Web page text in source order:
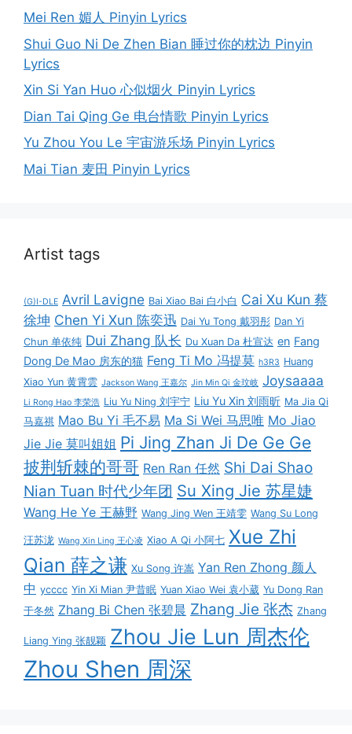
Mei Ren 媚人 Pinyin Lyrics
Shui Guo Ni De Zhen Bian 睡过你的枕边 Pinyin
Lyrics
Xin Si Yan Huo 心似烟火 Pinyin Lyrics
Dian Tai Qing Ge 电台情歌 Pinyin Lyrics
Yu Zhou You Le 宇宙游乐场 Pinyin Lyrics
Mai Tian 麦田 Pinyin Lyrics
Artist tags
(G)I-DLE Avril Lavigne Bai Xiao Bai 白小白 Cai Xu Kun 蔡
徐坤 Chen Yi Xun 陈奕迅 Dai Yu Tong 戴羽彤 Dan Yi
Chun 单依纯 Dui Zhang 队长 Du Xuan Da 杜宣达 en Fang
Dong De Mao 房东的猫 Feng Ti Mo 冯提莫 h3R3 Huang
Xiao Yun 黄霄雲 Jackson Wang 王嘉尔 Jin Min Qi 金玟岐 Joysaaaa
Li Rong Hao 李荣浩 Liu Yu Ning 刘宇宁 Liu Yu Xin 刘雨昕 Ma Jia Qi
马嘉祺 Mao Bu Yi 毛不易 Ma Si Wei 马思唯 Mo Jiao
Jie Jie 莫叫姐姐 Pi Jing Zhan Ji De Ge Ge
披荆斩棘的哥哥 Ren Ran 任然 Shi Dai Shao
Nian Tuan 时代少年团 Su Xing Jie 苏星婕
Wang He Ye 王赫野 Wang Jing Wen 王靖雯 Wang Su Long
汪苏泷 Wang Xin Ling 王心凌 Xiao A Qi 小阿七 Xue Zhi
Qian 薛之谦 Xu Song 许嵩 Yan Ren Zhong 颜人
中 ycccc Yin Xi Mian 尹昔眠 Yuan Xiao Wei 袁小葳 Yu Dong Ran
于冬然 Zhang Bi Chen 张碧晨 Zhang Jie 张杰 Zhang
Liang Ying 张靓颖 Zhou Jie Lun 周杰伦
Zhou Shen 周深